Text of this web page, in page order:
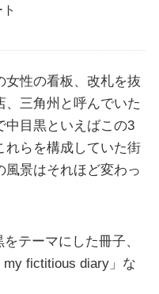
女性の看板、改札を抜
、三角州と呼んでいた
中目黒といえばこの3
れらを構成していた街
景はそれほど変わっ
テーマにした冊子、
fictitious diary」な